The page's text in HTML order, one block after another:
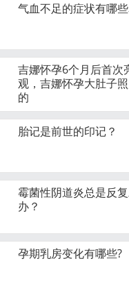
气血不足的症状有哪
吉娜怀孕6个月后首次
观，吉娜怀孕大肚子
的
胎记是前世的印记？
霉菌性阴道炎总是反
办？
孕期乳房变化有哪些?